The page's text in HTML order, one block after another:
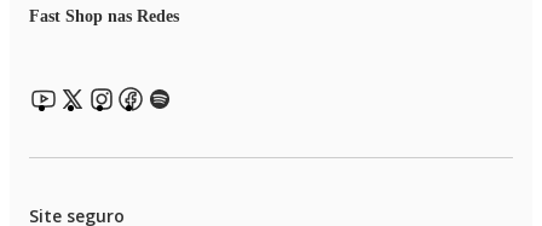
Fast Shop nas Redes
Site seguro